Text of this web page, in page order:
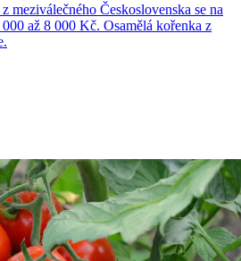
meziválečného Československa se na
až 8 000 Kč. Osamělá kořenka z